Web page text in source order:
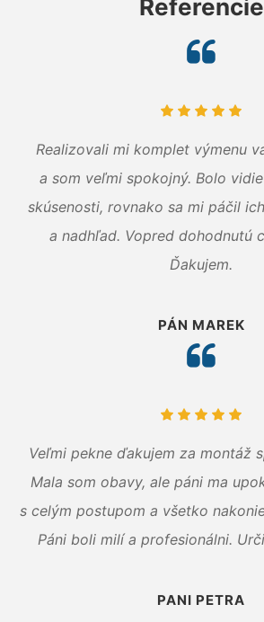
Referencie
Realizovali mi komplet výmenu
a som veľmi spokojný. Bolo
skúsenosti, rovnako sa mi páčil
a nadhľad. Vopred dohodnutú
Ďakujem.
PÁN MAREK
Veľmi pekne ďakujem za montáž
Mala som obavy, ale páni ma
s celým postupom a všetko
Páni boli milí a profesionálni.
PANI PETRA